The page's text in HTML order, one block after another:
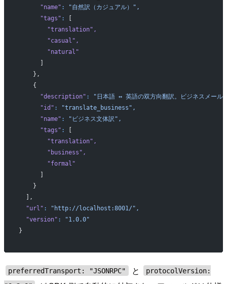
      "name"
:
"自然訳（カジュアル）",
      "tags"
:
[
        "translation"
,
        "casual"
,
        "natural"
      ]
    },
    {
      "description"
:
"日本語 ↔ 英語の双方向翻訳。ビジネスメール
      "id"
:
"translate_business",
      "name"
:
"ビジネス文体訳",
      "tags"
:
[
        "translation"
,
        "business"
,
        "formal"
      ]
    }
  ],
  "url"
:
"http://localhost:8001/",
  "version"
:
"1.0.0"
}
preferredTransport: "JSONRPC" と
protocolVersion: